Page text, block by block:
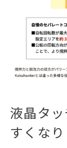
液晶タ
すくなり